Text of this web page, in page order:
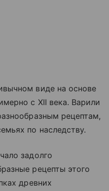
виде на основе
с XII века. Варили
рецептам,
по наследству.
задолго
рецепты этого
древних